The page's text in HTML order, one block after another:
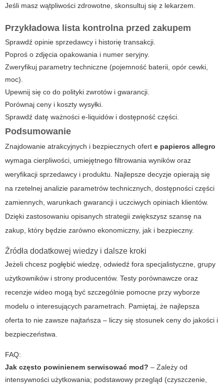
Jeśli masz wątpliwości zdrowotne, skonsultuj się z lekarzem.
Przykładowa lista kontrolna przed zakupem
Sprawdź opinie sprzedawcy i historię transakcji.
Poproś o zdjęcia opakowania i numer seryjny.
Zweryfikuj parametry techniczne (pojemność baterii, opór cewki,
moc).
Upewnij się co do polityki zwrotów i gwarancji.
Porównaj ceny i koszty wysyłki.
Sprawdź datę ważności e-liquidów i dostępność części.
Podsumowanie
Znajdowanie atrakcyjnych i bezpiecznych ofert e papieros allegro
wymaga cierpliwości, umiejętnego filtrowania wyników oraz
weryfikacji sprzedawcy i produktu. Najlepsze decyzje opierają się
na rzetelnej analizie parametrów technicznych, dostępności części
zamiennych, warunkach gwarancji i uczciwych opiniach klientów.
Dzięki zastosowaniu opisanych strategii zwiększysz szansę na
zakup, który będzie zarówno ekonomiczny, jak i bezpieczny.
Źródła dodatkowej wiedzy i dalsze kroki
Jeżeli chcesz pogłębić wiedzę, odwiedź fora specjalistyczne, grupy
użytkowników i strony producentów. Testy porównawcze oraz
recenzje wideo mogą być szczególnie pomocne przy wyborze
modelu o interesujących parametrach. Pamiętaj, że najlepsza
oferta to nie zawsze najtańsza – liczy się stosunek ceny do jakości i
bezpieczeństwa.
FAQ:
Jak często powinienem serwisować mod? – Zależy od
intensywności użytkowania; podstawowy przegląd (czyszczenie,